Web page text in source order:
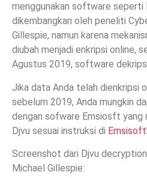
menggunakan software
dikembangkan oleh peneliti
Gillespie, namun karena
diubah menjadi enkripsi online,
Agustus 2019, software
Jika data Anda telah dienkripsi
sebelum 2019, Anda mungkin
dengan sofware Emsiosft yang
Djvu sesuai instruksi di
Screenshot dari Djvu
Michael Gillespie: